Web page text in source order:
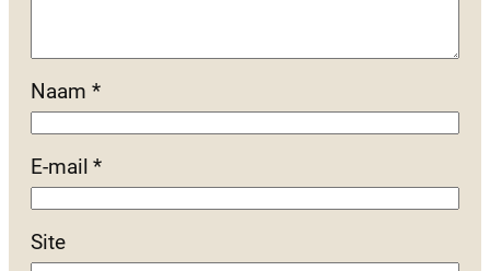
Naam *
E-mail*
Site